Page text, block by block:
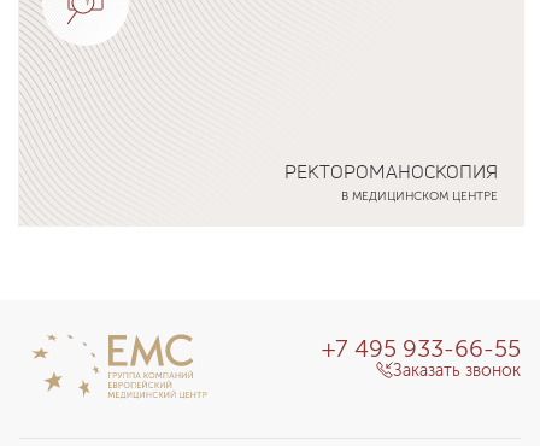
РЕКТОРОМАНОСКОПИЯ
В МЕДИЦИНСКОМ ЦЕНТРЕ
+7 495 933-66-55
Заказать звонок